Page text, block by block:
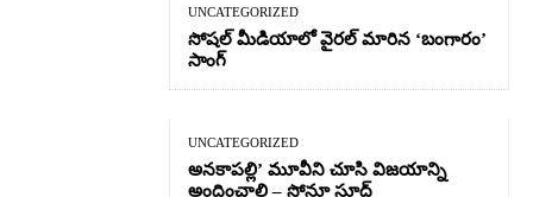
UNCATEGORIZED
సోషల్ మీడియాలో వైరల్ మారిన ‘బంగారం’
సాంగ్
UNCATEGORIZED
అనకాపల్లి’ మూవీని చూసి విజయాన్ని
అందించాలి – సోనూ సూద్